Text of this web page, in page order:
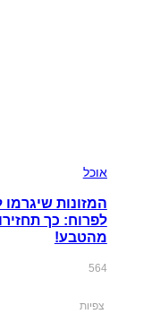
אוכל
המזונות
לפרוח: כך
מהטבע!
564
צפיות